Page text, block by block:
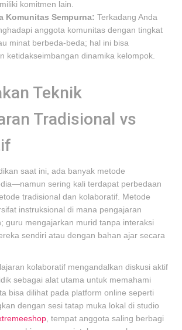
komitmen lain.
Komunitas Sempurna: Terkadang Anda
anggota komunitas dengan tingkat
minat berbeda-beda; hal ini bisa
ketidakseimbangan dinamika kelompok.
Teknik
Tradisional vs
saat ini, ada banyak metode
sering kali terdapat perbedaan
tradisional dan kolaboratif. Metode
instruksional di mana pengajaran
guru mengajarkan murid tanpa interaksi
sendiri atau dengan bahan ajar secara
kolaboratif mengandalkan diskusi aktif
sebagai alat utama untuk memahami
bisa dilihat pada platform online seperti
dengan sesi tatap muka lokal di studio
, tempat anggota saling berbagi